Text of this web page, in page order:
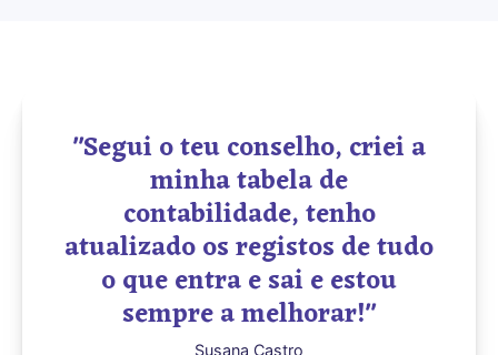
"Segui o teu conselho, criei a
minha tabela de
contabilidade, tenho
atualizado os registos de tudo
o que entra e sai e estou
sempre a melhorar!"
Susana Castro